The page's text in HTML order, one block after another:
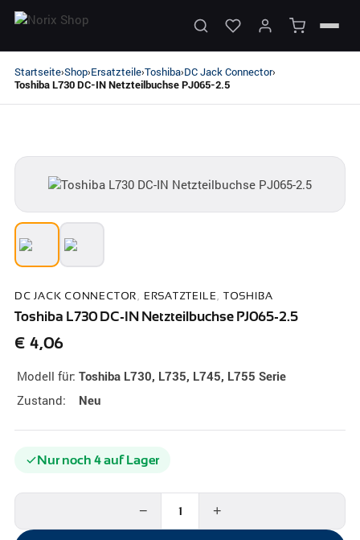
Startseite›Shop›Ersatzteile›Toshiba›DC Jack Connector›
Toshiba L730 DC-IN Netzteilbuchse PJ065-2.5
DC JACK CONNECTOR, ERSATZTEILE, TOSHIBA
Toshiba L730 DC-IN Netzteilbuchse PJ065-2.5
€ 4,06
Modell für: Toshiba L730, L735, L745, L755 Serie
Zustand: Neu
Nur noch 4 auf Lager
− +